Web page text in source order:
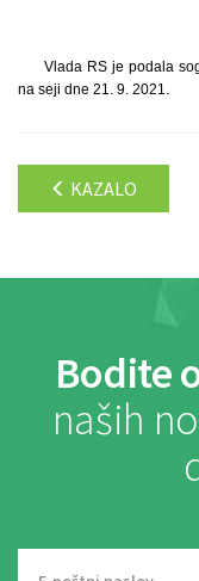
Vlada RS je podala
na seji dne 21. 9. 2021.
KAZALO
Bodite
naših